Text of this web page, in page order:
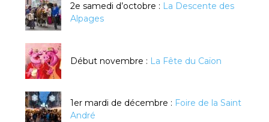
2e samedi d’octobre : La Descente des
Alpages
Début novembre : La Fête du Caïon
1er mardi de décembre : Foire de la Saint
André